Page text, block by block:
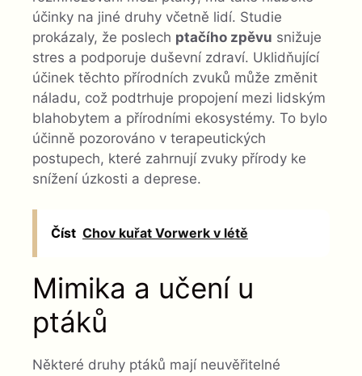
účinky na jiné druhy včetně lidí. Studie
prokázaly, že poslech ptačího zpěvu snižuje
stres a podporuje duševní zdraví. Uklidňující
účinek těchto přírodních zvuků může změnit
náladu, což podtrhuje propojení mezi lidským
blahobytem a přírodními ekosystémy. To bylo
účinně pozorováno v terapeutických
postupech, které zahrnují zvuky přírody ke
snížení úzkosti a deprese.
Číst Chov kuřat Vorwerk v létě
Mimika a učení u
ptáků
Některé druhy ptáků mají neuvěřitelné